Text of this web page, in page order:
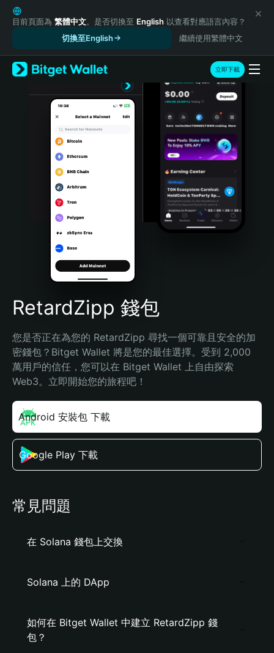
English
日本語
Русский
Español (Latinoamérica)
Türkçe
Português (Portugal)
Bahasa Indonesia
Português (Brasil)
Español (Argentina)
目前頁面為 繁體中文。是否切換至 English 以查看對應語言內容？
切換至English
繼續使用繁體中文
立即下載
RetardZipp 錢包
您是否正在為您的 RetardZipp 尋找一個可靠且安全的加
密錢包？Bitget Wallet 將是您的最佳選擇。受到 2,000
萬用戶的信任，您可以在 Bitget Wallet 上自由探索
Web3。立即開始您的旅程吧！
Android 安裝包 下載
Google Play 下載
常見問題
在 Solana 錢包上交換
Solana 上的 DApp
如何在 Bitget Wallet 中建立 RetardZipp 錢
包？